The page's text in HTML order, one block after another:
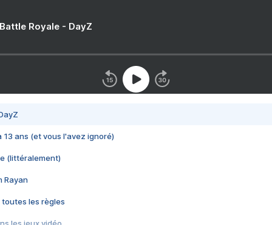
Royale - DayZ
13 ans (et vous l'avez ignoré)
(littéralement)
Rayan
toutes les règles